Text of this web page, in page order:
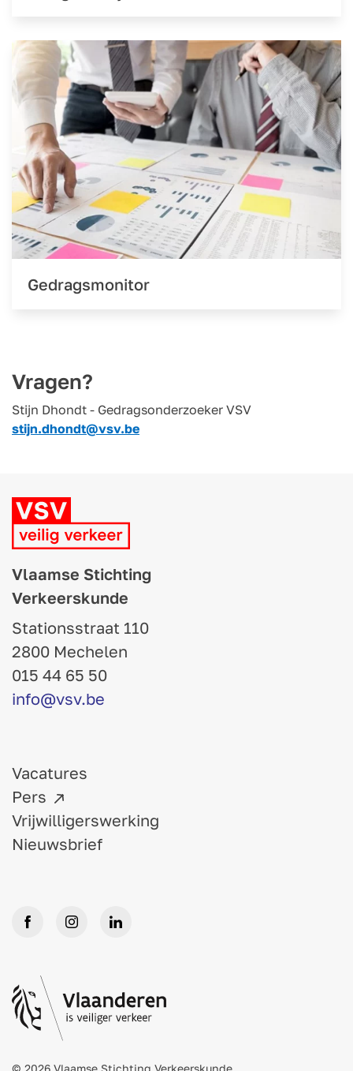
Gedragsmonitor
Vragen?
Stijn Dhondt - Gedragsonderzoeker VSV
stijn.dhondt@vsv.be
Vlaamse Stichting
Verkeerskunde
Stationsstraat 110
2800 Mechelen
015 44 65 50
info@vsv.be
Vacatures
Pers
Vrijwilligerswerking
Nieuwsbrief
© 2026 Vlaamse Stichting Verkeerskunde